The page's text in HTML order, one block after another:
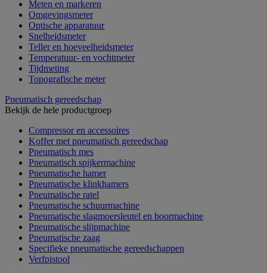
Meten en markeren
Omgevingsmeter
Optische apparatuur
Snelheidsmeter
Teller en hoeveelheidsmeter
Temperatuur- en vochtmeter
Tijdmeting
Topografische meter
Pneumatisch gereedschap
Bekijk de hele productgroep
Compressor en accessoires
Koffer met pneumatisch gereedschap
Pneumatisch mes
Pneumatisch spijkermachine
Pneumatische hamer
Pneumatische klinkhamers
Pneumatische ratel
Pneumatische schuurmachine
Pneumatische slagmoersleutel en boormachine
Pneumatische slijpmachine
Pneumatische zaag
Specifieke pneumatische gereedschappen
Verfpistool